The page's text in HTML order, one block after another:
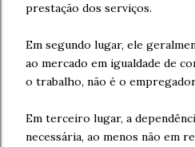
prestação dos serviços.
Em segundo lugar, ele
ao mercado em igualdade de
o trabalho, não é o
Em terceiro lugar, a
necessária, ao menos não em